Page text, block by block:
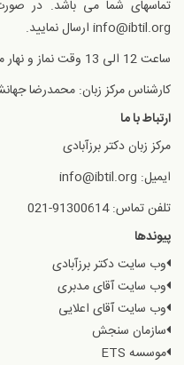
تماسهای شما می باشد. در
info@ibtil.org ارسال نمایید.
ساعت 12 الی 13 وقت نماز و نهار می باشد.
کارشناس مرکز زبان: محمدرضا
ارتباط با ما
مرکز زبان دکتر برزآبادی
ایمیل: info@ibtil.org
تلفن تماس: 91300614-021
پیوندها
وب سایت دکتر برزآبادی
وب سایت آقای مدبری
وب سایت آقای اعلایی
سازمان سنجش
موسسه ETS